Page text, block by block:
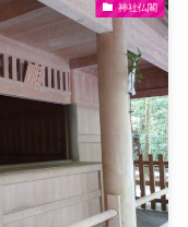
神社仏閣